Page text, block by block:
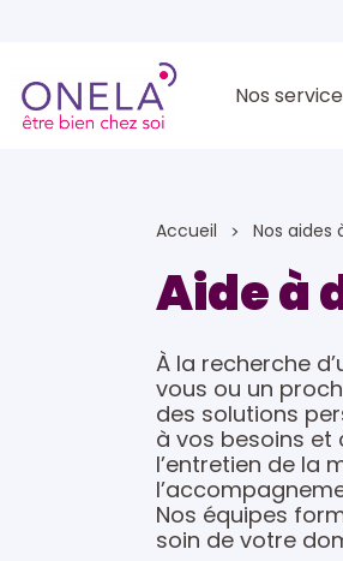
Nos
Accueil Nos aides
Aide à
À la recherche
vous ou un
des solutions
à vos besoins et
l’entretien de la
Nos équipes
soin de votre